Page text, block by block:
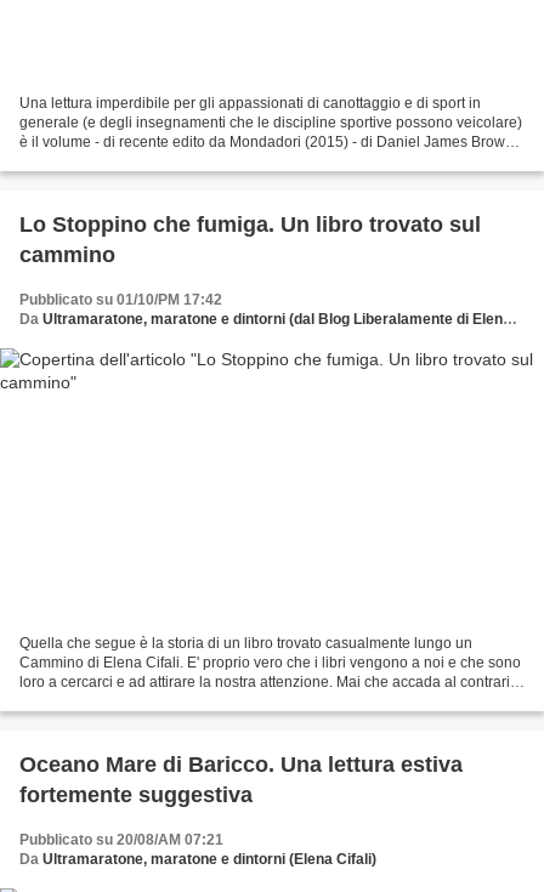
Una lettura imperdibile per gli appassionati di canottaggio e di sport in
generale (e degli insegnamenti che le discipline sportive possono veicolare)
è il volume - di recente edito da Mondadori (2015) - di Daniel James Brown,
Lo Stoppino che fumiga. Un libro trovato sul
cammino
Pubblicato su 01/10/PM 17:42
Da Ultramaratone, maratone e dintorni (dal Blog Liberalamente di Elena Cifali)
Quella che segue è la storia di un libro trovato casualmente lungo un
Cammino di Elena Cifali. E' proprio vero che i libri vengono a noi e che sono
loro a cercarci e ad attirare la nostra attenzione. Mai che accada al contrario,
Oceano Mare di Baricco. Una lettura estiva
fortemente suggestiva
Pubblicato su 20/08/AM 07:21
Da Ultramaratone, maratone e dintorni (Elena Cifali)